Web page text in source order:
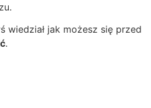
wiedział jak możesz się przed
.